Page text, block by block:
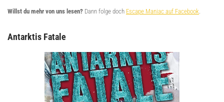
Willst du mehr von uns lesen? Dann folge doch Escape Maniac auf Facebook
Antarktis Fatale